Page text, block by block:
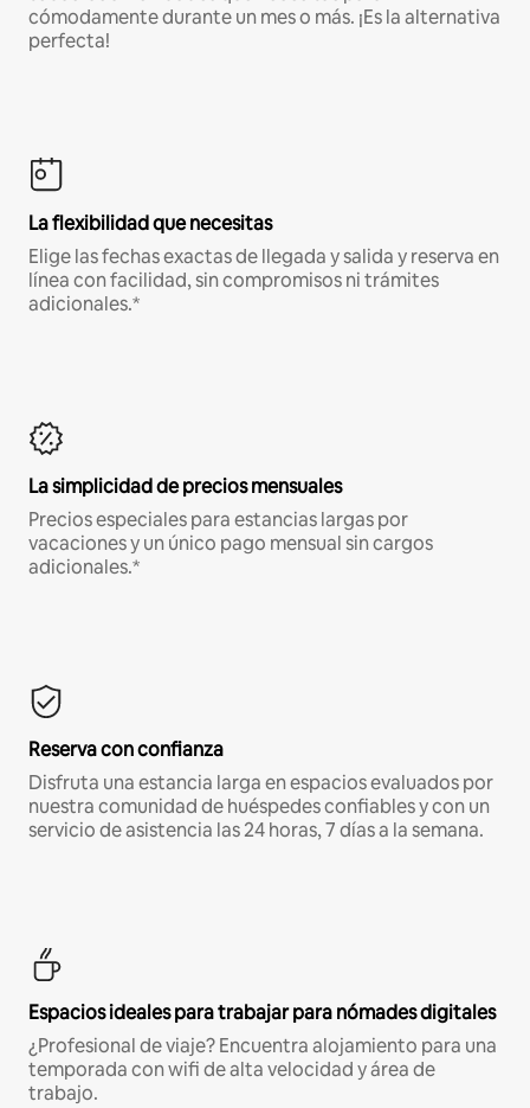
cómodamente durante un mes o más. ¡Es la alternativa
perfecta!
La flexibilidad que necesitas
Elige las fechas exactas de llegada y salida y reserva en
línea con facilidad, sin compromisos ni trámites
adicionales.*
La simplicidad de precios mensuales
Precios especiales para estancias largas por
vacaciones y un único pago mensual sin cargos
adicionales.*
Reserva con confianza
Disfruta una estancia larga en espacios evaluados por
nuestra comunidad de huéspedes confiables y con un
servicio de asistencia las 24 horas, 7 días a la semana.
Espacios ideales para trabajar para nómades digitales
¿Profesional de viaje? Encuentra alojamiento para una
temporada con wifi de alta velocidad y área de
trabajo.